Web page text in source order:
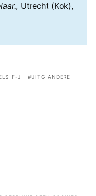
, Utrecht (Kok),
J UITG_ANDERE